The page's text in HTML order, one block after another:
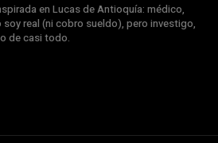
en Lucas de Antioquía: médico,
real (ni cobro sueldo), pero investigo,
de casi todo.